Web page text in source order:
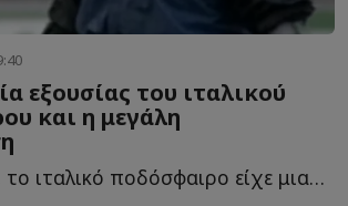
εξουσίας του ιταλικού
και η μεγάλη
Για δεκαετίες, το ιταλικό ποδόσφαιρο είχε μια σαφή γ...